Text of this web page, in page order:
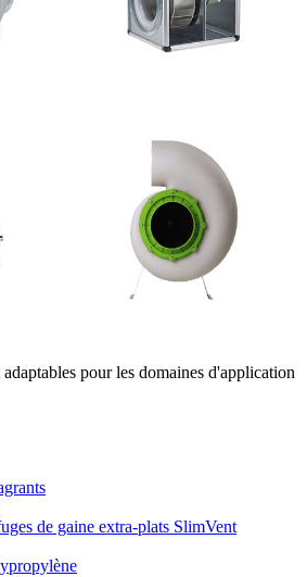
pour les domaines d'application
de gaine extra-plats SlimVent